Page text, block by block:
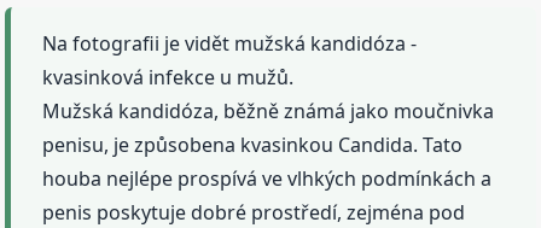
Na fotografii je vidět mužská kandidóza -
kvasinková infekce u mužů.
Mužská kandidóza, běžně známá jako moučnivka
penisu, je způsobena kvasinkou Candida. Tato
houba nejlépe prospívá ve vlhkých podmínkách a
penis poskytuje dobré prostředí, zejména pod